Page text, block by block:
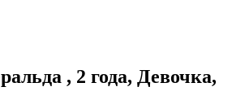
, 2 года, Девочка,